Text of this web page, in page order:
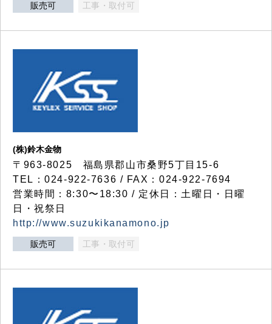
販売可 工事・取付可
(株)鈴木金物
〒963-8025 福島県郡山市桑野5丁目15-6
TEL：024-922-7636 / FAX：024-922-7694
営業時間：8:30〜18:30 / 定休日：土曜日・日曜
日・祝祭日
http://www.suzukikanamono.jp
販売可 工事・取付可